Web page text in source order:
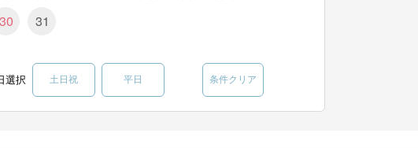
30
31
選択 土日祝 平日 条件クリア